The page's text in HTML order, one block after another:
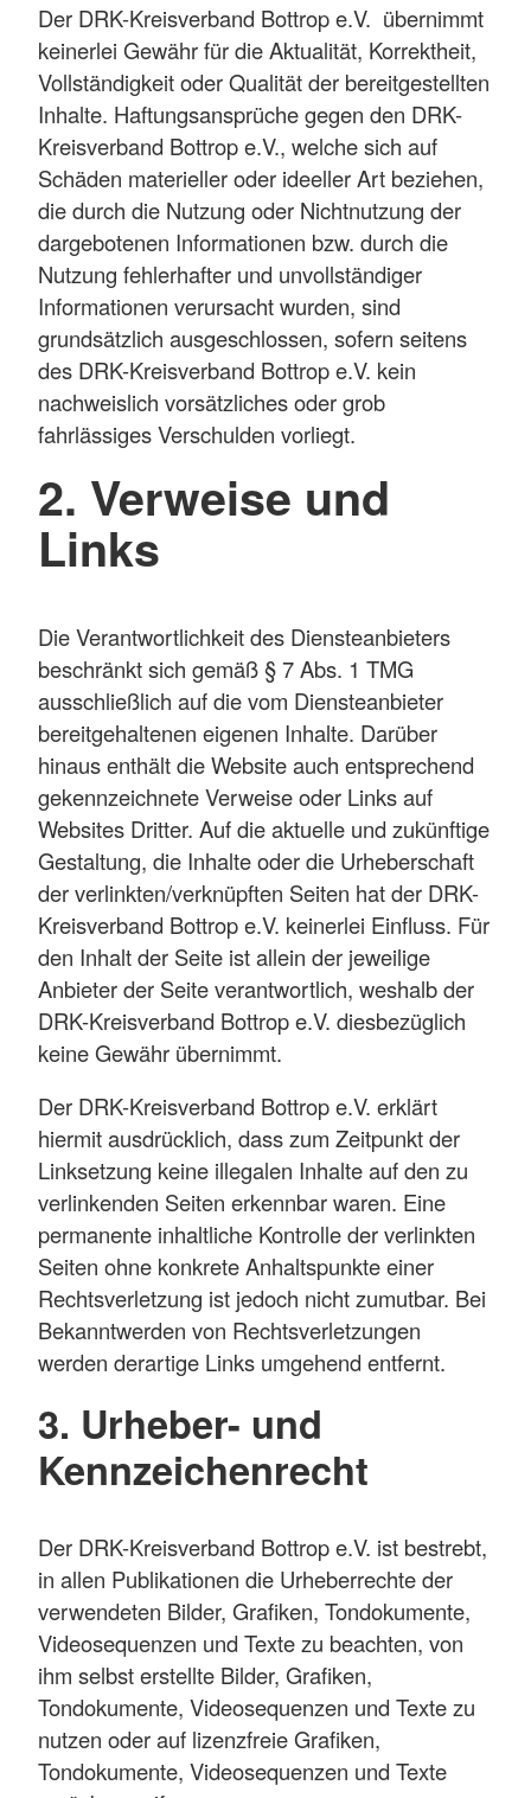
Der DRK-Kreisverband Bottrop e.V. übernimmt
keinerlei Gewähr für die Aktualität, Korrektheit,
Vollständigkeit oder Qualität der bereitgestellten
Inhalte. Haftungsansprüche gegen den DRK-
Kreisverband Bottrop e.V., welche sich auf
Schäden materieller oder ideeller Art beziehen,
die durch die Nutzung oder Nichtnutzung der
dargebotenen Informationen bzw. durch die
Nutzung fehlerhafter und unvollständiger
Informationen verursacht wurden, sind
grundsätzlich ausgeschlossen, sofern seitens
des DRK-Kreisverband Bottrop e.V. kein
nachweislich vorsätzliches oder grob
fahrlässiges Verschulden vorliegt.
2. Verweise und
Links
Die Verantwortlichkeit des Diensteanbieters
beschränkt sich gemäß § 7 Abs. 1 TMG
ausschließlich auf die vom Diensteanbieter
bereitgehaltenen eigenen Inhalte. Darüber
hinaus enthält die Website auch entsprechend
gekennzeichnete Verweise oder Links auf
Websites Dritter. Auf die aktuelle und zukünftige
Gestaltung, die Inhalte oder die Urheberschaft
der verlinkten/verknüpften Seiten hat der DRK-
Kreisverband Bottrop e.V. keinerlei Einfluss. Für
den Inhalt der Seite ist allein der jeweilige
Anbieter der Seite verantwortlich, weshalb der
DRK-Kreisverband Bottrop e.V. diesbezüglich
keine Gewähr übernimmt.
Der DRK-Kreisverband Bottrop e.V. erklärt
hiermit ausdrücklich, dass zum Zeitpunkt der
Linksetzung keine illegalen Inhalte auf den zu
verlinkenden Seiten erkennbar waren. Eine
permanente inhaltliche Kontrolle der verlinkten
Seiten ohne konkrete Anhaltspunkte einer
Rechtsverletzung ist jedoch nicht zumutbar. Bei
Bekanntwerden von Rechtsverletzungen
werden derartige Links umgehend entfernt.
3. Urheber- und
Kennzeichenrecht
Der DRK-Kreisverband Bottrop e.V. ist bestrebt,
in allen Publikationen die Urheberrechte der
verwendeten Bilder, Grafiken, Tondokumente,
Videosequenzen und Texte zu beachten, von
ihm selbst erstellte Bilder, Grafiken,
Tondokumente, Videosequenzen und Texte zu
nutzen oder auf lizenzfreie Grafiken,
Tondokumente, Videosequenzen und Texte